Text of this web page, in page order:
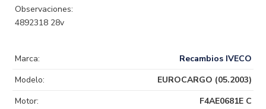
Observaciones:
4892318 28v
Marca:
Recambios IVECO
Modelo:
EUROCARGO (05.2003)
Motor:
F4AE0681E C